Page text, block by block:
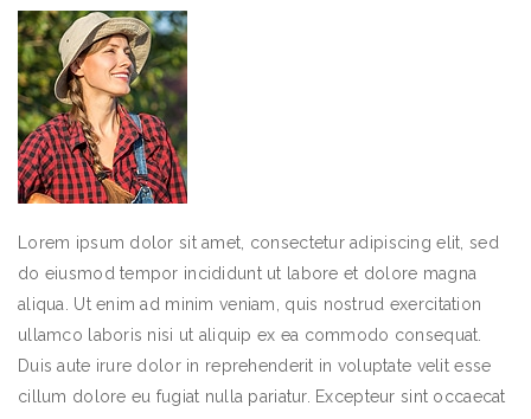
Lorem ipsum dolor sit amet, consectetur adipiscing elit, sed
do eiusmod tempor incididunt ut labore et dolore magna
aliqua. Ut enim ad minim veniam, quis nostrud exercitation
ullamco laboris nisi ut aliquip ex ea commodo consequat.
Duis aute irure dolor in reprehenderit in voluptate velit esse
cillum dolore eu fugiat nulla pariatur. Excepteur sint occaecat